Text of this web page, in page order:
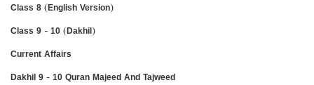
Class 8 (English Version)
Class 9 - 10 (Dakhil)
Current Affairs
Dakhil 9 - 10 Quran Majeed And Tajweed